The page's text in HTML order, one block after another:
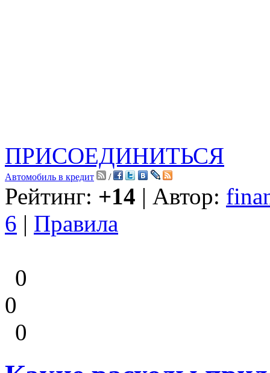
ПРИСОЕДИНИТЬСЯ
Автомобиль в кредит /
Рейтинг: +14 | Автор:
6 | Правила
0
0
0